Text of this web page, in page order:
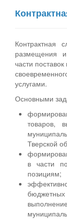
Контрактная
размещения
части
услугами.
Основными
товаров,
Тверской
в части
позициям;
бюджетных